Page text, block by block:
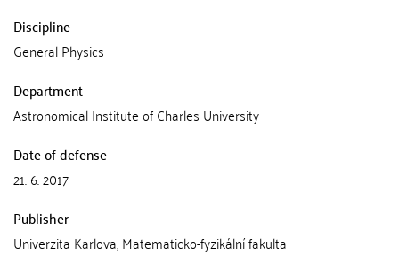
Discipline
General Physics
Department
Astronomical Institute of Charles University
Date of defense
21. 6. 2017
Publisher
Univerzita Karlova, Matematicko-fyzikální fakulta